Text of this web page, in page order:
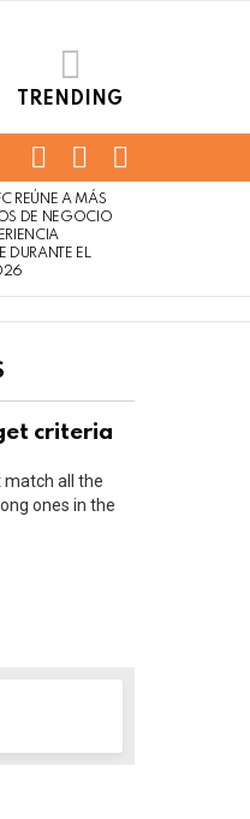
TRENDING
FOLLOWSEARCH
REÚNE A MÁS
DE NEGOCIO
DURANTE EL
criteria
match all the
ones in the